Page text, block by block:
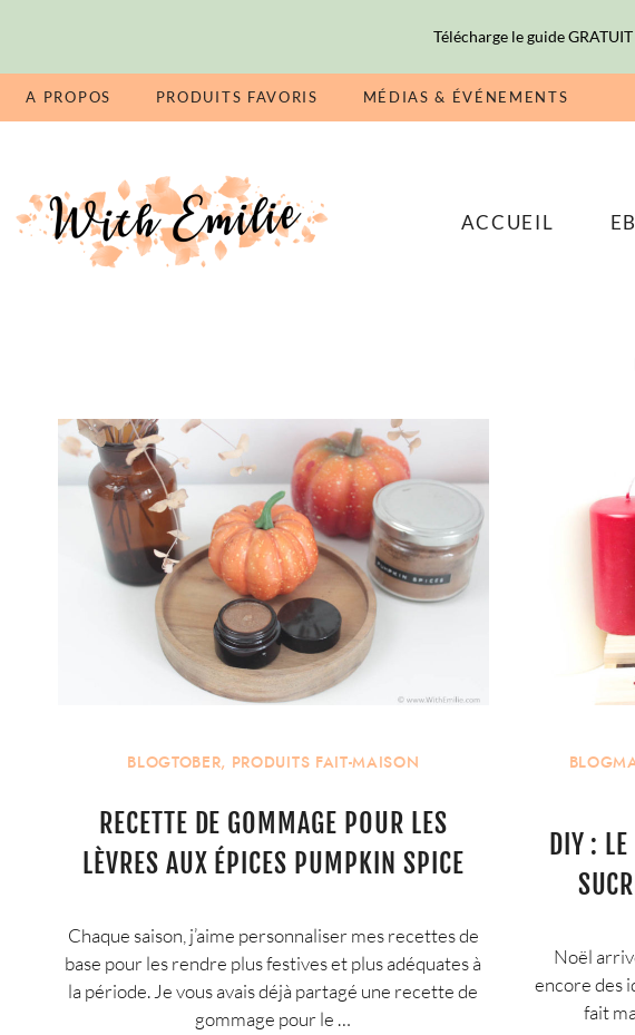
A PROPOS PRODUITS FAVORIS MÉDIAS & ÉVÉNEMENTS
ACCUEIL
BLOGTOBER, PRODUITS FAIT-MAISON
RECETTE DE GOMMAGE POUR LES
LÈVRES AUX ÉPICES PUMPKIN SPICE
Chaque saison, j’aime personnaliser mes recettes de
base pour les rendre plus festives et plus adéquates à
la période. Je vous avais déjà partagé une recette de
gommage pour le …
DIY :
Noël
encore des
fait
Télécharge le guide